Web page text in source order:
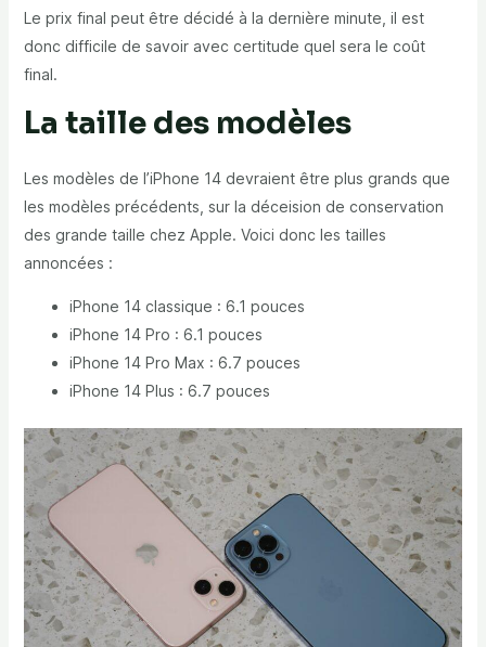
Le prix final peut être décidé à la dernière minute, il est
donc difficile de savoir avec certitude quel sera le coût
final.
La taille des modèles
Les modèles de l’iPhone 14 devraient être plus grands que
les modèles précédents, sur la déceision de conservation
des grande taille chez Apple. Voici donc les tailles
annoncées :
iPhone 14 classique : 6.1 pouces
iPhone 14 Pro : 6.1 pouces
iPhone 14 Pro Max : 6.7 pouces
iPhone 14 Plus : 6.7 pouces